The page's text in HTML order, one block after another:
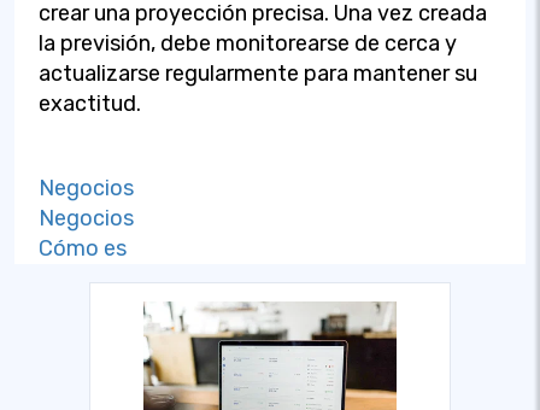
crear una proyección precisa. Una vez creada
la previsión, debe monitorearse de cerca y
actualizarse regularmente para mantener su
exactitud.
Negocios
Negocios
Cómo es